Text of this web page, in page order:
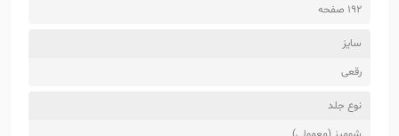
192 صفحه
سایز
رقعی
نوع جلد